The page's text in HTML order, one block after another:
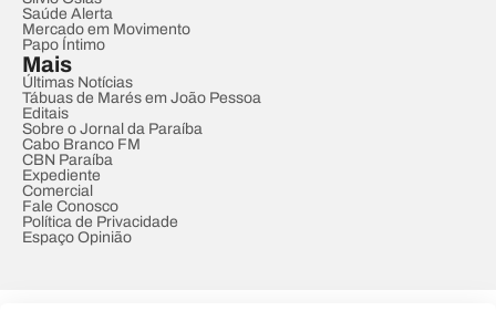
Saúde Alerta
Mercado em Movimento
Papo Íntimo
Mais
Últimas Notícias
Tábuas de Marés em João Pessoa
Editais
Sobre o Jornal da Paraíba
Cabo Branco FM
CBN Paraíba
Expediente
Comercial
Fale Conosco
Política de Privacidade
Espaço Opinião